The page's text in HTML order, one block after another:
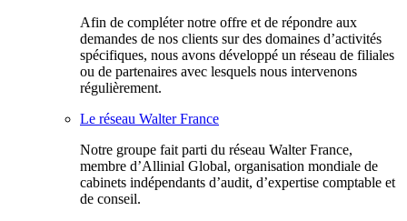
Afin de compléter notre offre et de répondre aux
demandes de nos clients sur des domaines d’activités
spécifiques, nous avons développé un réseau de filiales
ou de partenaires avec lesquels nous intervenons
régulièrement.
Le réseau Walter France
Notr​e groupe fait parti du réseau Walter France,
membre d’Allinial Global, organisation mondiale de
cabinets indépendants d’audit, d’expertise comptable et
de conseil.